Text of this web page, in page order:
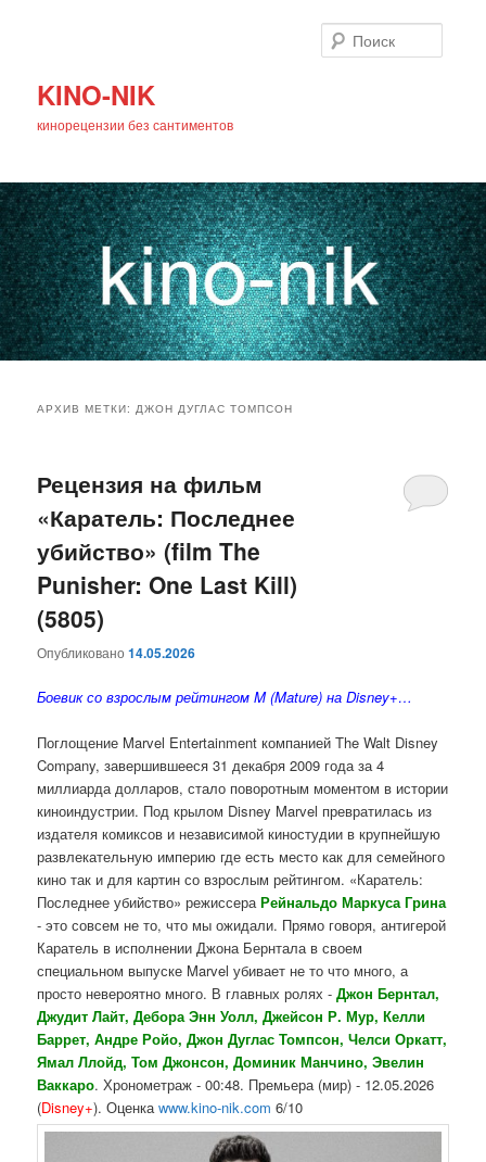
KINO-NIK
кинорецензии без сантиментов
основному
содержимому
дополнительному
содержимому
АРХИВ МЕТКИ:ДЖОН ДУГЛАС ТОМПСОН
Рецензия на фильм
«Каратель: Последнее
убийство» (film The
Punisher: One Last Kill)
(5805)
Опубликовано14.05.2026
Боевик со взрослым рейтингом M (Mature) на Disney+…
Поглощение Marvel Entertainment компанией The Walt Disney
Company, завершившееся 31 декабря 2009 года за 4
миллиарда долларов, стало поворотным моментом в истории
киноиндустрии. Под крылом Disney Marvel превратилась из
издателя комиксов и независимой киностудии в крупнейшую
развлекательную империю где есть место как для семейного
кино так и для картин со взрослым рейтингом. «Каратель:
Последнее убийство» режиссераРейнальдо Маркуса Грина
- это совсем не то, что мы ожидали. Прямо говоря, антигерой
Каратель в исполнении Джона Бернтала в своем
специальном выпуске Marvel убивает не то что много, а
просто невероятно много. В главных ролях -Джон Бернтал,
Джудит Лайт, Дебора Энн Уолл, Джейсон Р. Мур, Келли
Баррет, Андре Ройо, Джон Дуглас Томпсон, Челси Оркатт,
Ямал Ллойд, Том Джонсон, Доминик Манчино, Эвелин
Ваккаро. Хронометраж - 00:48. Премьера (мир) - 12.05.2026
(Disney+). Оценкаwww.kino-nik.com 6/10